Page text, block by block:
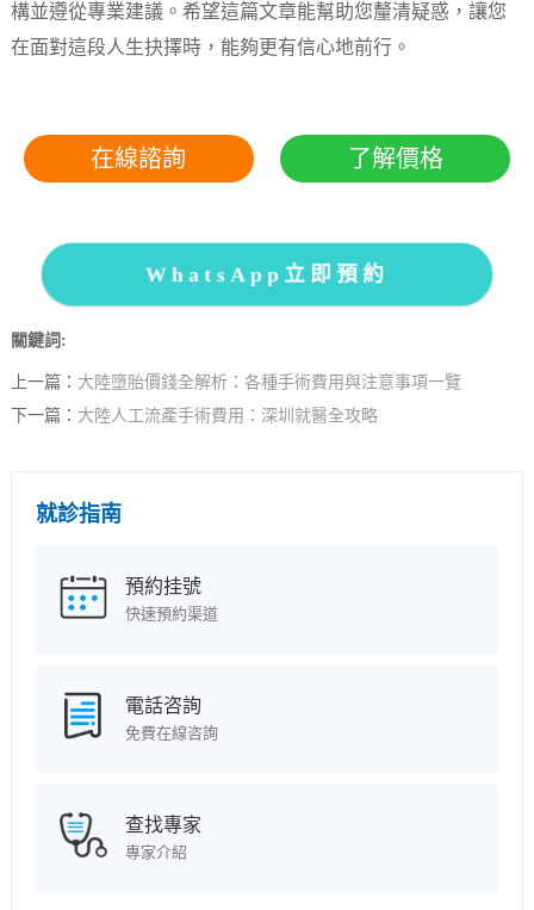
構並遵從專業建議。希望這篇文章能幫助您釐清疑惑，讓您
在面對這段人生抉擇時，能夠更有信心地前行。
在線諮詢 了解價格
WhatsApp立即預約
關鍵詞:
上一篇： 大陸墮胎價錢全解析：各種手術費用與注意事項一覽
下一篇： 大陸人工流產手術費用：深圳就醫全攻略
就診指南
預約挂號
快速預約渠道
電話咨詢
免費在線咨詢
查找專家
專家介紹